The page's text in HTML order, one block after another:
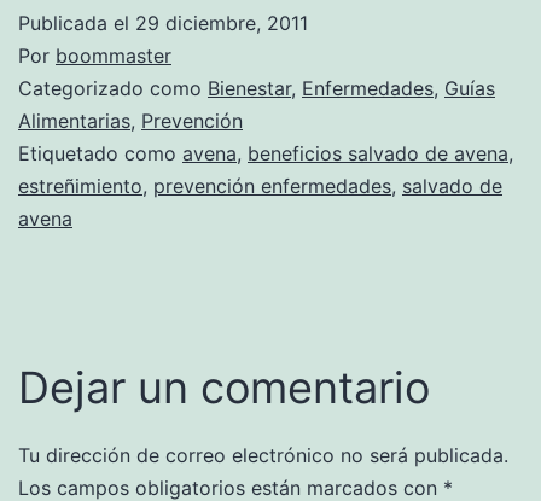
Publicada el 29 diciembre, 2011
Por boommaster
Categorizado como Bienestar, Enfermedades, Guías
Alimentarias, Prevención
Etiquetado como avena, beneficios salvado de avena,
estreñimiento, prevención enfermedades, salvado de
avena
Dejar un comentario
Tu dirección de correo electrónico no será publicada.
Los campos obligatorios están marcados con *